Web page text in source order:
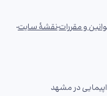
و مقرراتنقشهٔ سایت
در مشهد